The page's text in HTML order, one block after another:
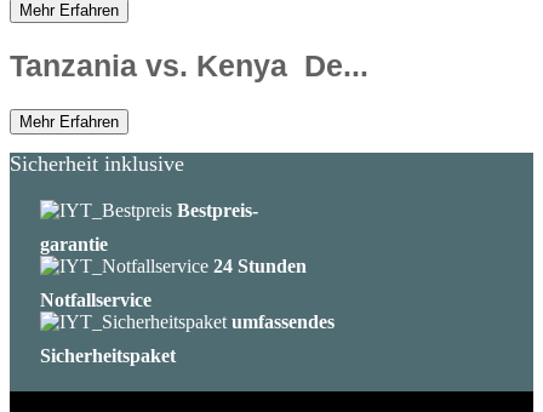
Mehr Erfahren
Tanzania vs. Kenya  De...
Mehr Erfahren
Sicherheit inklusive
Bestpreis-
garantie
24 Stunden
Notfallservice
umfassendes
Sicherheitspaket